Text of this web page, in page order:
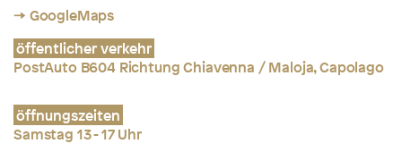
→ GoogleMaps
öffentlicher verkehr
PostAuto B604 Richtung Chiavenna / Maloja, Capolago
öffnungszeiten
Samstag 13 - 17 Uhr